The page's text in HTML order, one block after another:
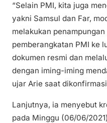
“Selain PMI, kita juga
yakni Samsul dan Far,
melakukan
pemberangkatan PMI ke
dokumen resmi dan
dengan iming-iming
ujar Arie saat
Lanjutnya, ia menyebut
pada Minggu (06/06/